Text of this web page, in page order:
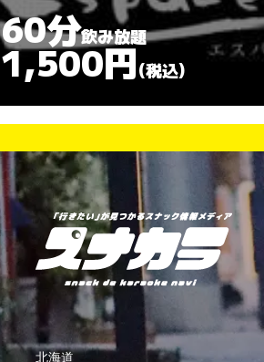
60分飲み放題
1,800円(税込)
北海道